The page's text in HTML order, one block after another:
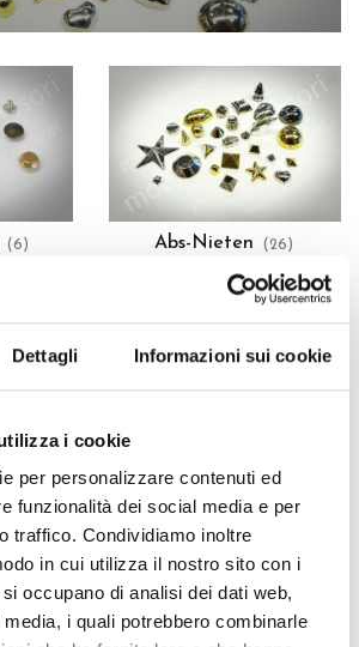
Dettagli Informazioni sui cookie
i cookie
per personalizzare contenuti ed
funzionalità dei social media e per
traffico. Condividiamo inoltre
in cui utilizza il nostro sito con i
occupano di analisi dei dati web,
i quali potrebbero combinarle
(6) Abs-Nieten (26)
Esplora la categoria
(4)